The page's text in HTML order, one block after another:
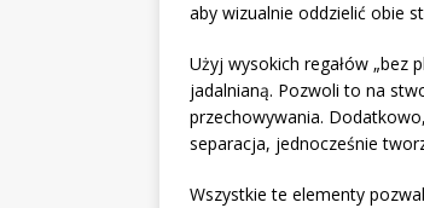
aby wizualnie oddzielić obie
Użyj wysokich regałów „bez
jadalnianą. Pozwoli to na
przechowywania.
separacja, jednocześnie
Wszystkie te elementy